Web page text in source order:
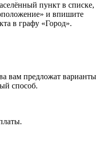
пункт в списке,
и впишите
в графу «Город».
вам предложат варианты
способ.